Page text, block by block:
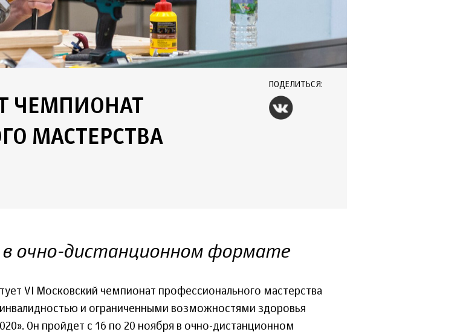
ПОДЕЛИТЬСЯ:
ЧЕМПИОНАТ
МАСТЕРСТВА
очно-дистанционном формате
VI Московский чемпионат профессионального мастерства
и ограниченными возможностями здоровья
Он пройдет с 16 по 20 ноября в очно-дистанционном